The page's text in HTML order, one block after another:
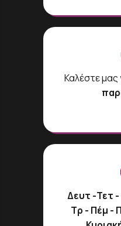
Καλέστε μας
Δευτ -Τετ
Τρ - Πέμ -